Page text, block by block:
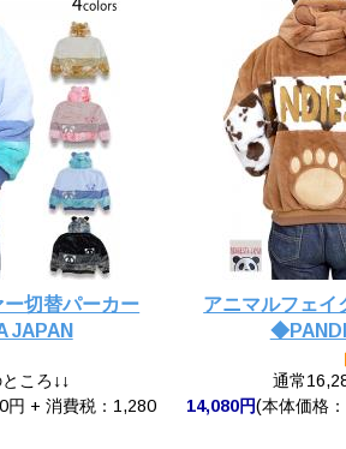
切替パーカー
JAPAN
ころ↓↓
円 + 消費税：1,280
アニマルフェイ
通常
14,080円(本体価格